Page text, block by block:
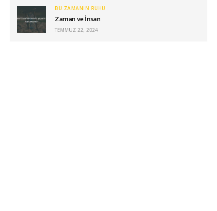
BU ZAMANIN RUHU
Zaman ve İnsan
TEMMUZ 22, 2024